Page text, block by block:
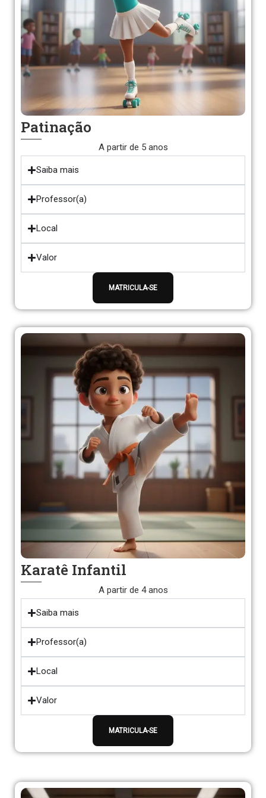
Patinação
A partir de 5 anos
Saiba mais
Professor(a)
Local
Valor
MATRICULA-SE
Karatê Infantil
A partir de 4 anos
Saiba mais
Professor(a)
Local
Valor
MATRICULA-SE